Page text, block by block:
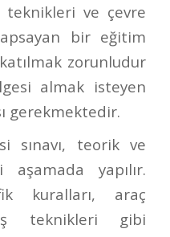
teknikleri ve çevre
bir eğitim
zorunludur
almak isteyen
gerekmektedir.
sınavı, teorik ve
yapılır.
kuralları, araç
teknikleri gibi